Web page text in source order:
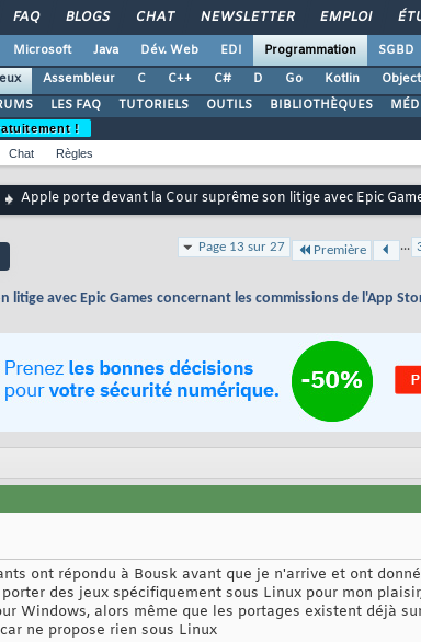
FAQ BLOGS CHAT NEWSLETTER EMPLOI
Microsoft Java Dév. Web EDI Programmation SGBD
Assembleur C C++ C# D Go Kotlin
LES FAQ TUTORIELS OUTILS BIBLIOTHÈQUES
!
Chat Règles
Apple porte devant la Cour suprême son litige avec Epic
Page 13 sur 27 Première ...
litige avec Epic Games concernant les commissions de l'App
ont répondu à Bousk avant que je n'arrive et ont
des jeux spécifiquement sous Linux pour mon
Windows, alors même que les portages existent déjà
ne propose rien sous Linux